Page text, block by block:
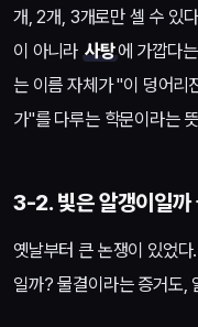
개, 2개, 3개로만 셀 수 있
이 아니라 사탕에 가깝다
는 이름 자체가 "이 덩어리
가"를 다루는 학문이라는
3-2. 빛은 알갱이일
옛날부터 큰 논쟁이 있었
일까? 물결이라는 증거도,